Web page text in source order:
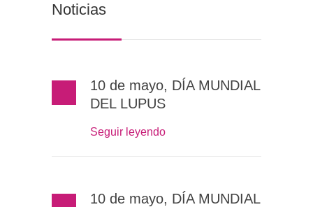
Noticias
10 de mayo, DÍA MUNDIAL
DEL LUPUS
Seguir leyendo
10 de mayo, DÍA MUNDIAL